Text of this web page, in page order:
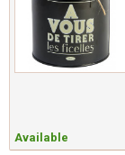
Available